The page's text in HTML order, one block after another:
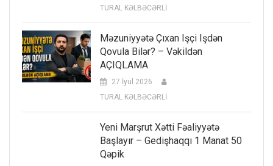
TURAL KƏLBƏCƏRLİ
Məzuniyyətə Çıxan Işçi Işdən
Qovula Bilər? – Vəkildən
AÇIQLAMA
27 İyul 2026
TURAL KƏLBƏCƏRLİ
Yeni Marşrut Xətti Fəaliyyətə
Başlayır – Gedişhaqqı 1 Manat 50
Qəpik